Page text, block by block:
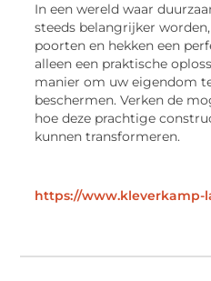
In een wereld waar
steeds belangrijker
poorten en hekken een
alleen een praktische
manier om uw eigendom
beschermen. Verken de
hoe deze prachtige
kunnen transformeren.
https://www.kleverkamp-